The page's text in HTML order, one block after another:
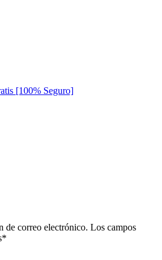
[100% Seguro]
de correo electrónico. Los campos
*